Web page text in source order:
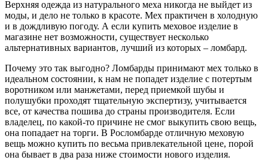
Верхняя одежда из натурального меха никогда не выйдет из
моды, и дело не только в красоте. Мех практичен в холодную
и в дождливую погоду. А если купить меховое изделие в
магазине нет возможности, существует несколько
альтернативных вариантов, лучший из которых – ломбард.
Почему это так выгодно? Ломбарды принимают мех только в
идеальном состоянии, к нам не попадет изделие с потертым
воротником или манжетами, перед приемкой шубы и
полушубки проходят тщательную экспертизу, учитывается
все, от качества пошива до страны производителя. Если
владелец, по какой-то причине не смог выкупить свою вещь,
она попадает на торги. В Росломбарде отличную меховую
вещь можно купить по весьма привлекательной цене, порой
она бывает в два раза ниже стоимости нового изделия.